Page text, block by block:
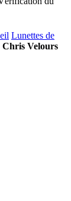
Lunettes de
Chris Velours